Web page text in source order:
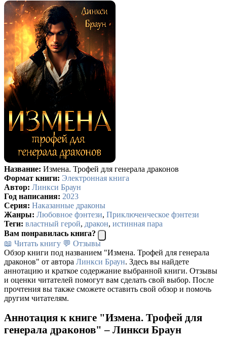
Название: Измена. Трофей для генерала драконов
Формат книги: Электронная книга
Автор: Линкси Браун
Год написания: 2023
Серия: Наказанные драконы
Жанры: Любовное фэнтези, Приключенческое фэнтези
Теги: властный герой, дракон, истинная пара
Вам понравилась книга?
📖 Читать книгу 💬 Отзывы
Обзор книги под названием "Измена. Трофей для генерала
драконов" от автора Линкси Браун. Здесь вы найдете
аннотацию и краткое содержание выбранной книги. Отзывы
и оценки читателей помогут вам сделать свой выбор. После
прочтения вы также сможете оставить свой обзор и помочь
другим читателям.
Аннотация к книге "Измена. Трофей для
генерала драконов" – Линкси Браун